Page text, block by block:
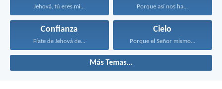
Jehová, tú eres mi... Porque así nos ha...
Confianza
Fíate de Jehová de...
Cielo
Porque el Señor mismo...
Más Temas...